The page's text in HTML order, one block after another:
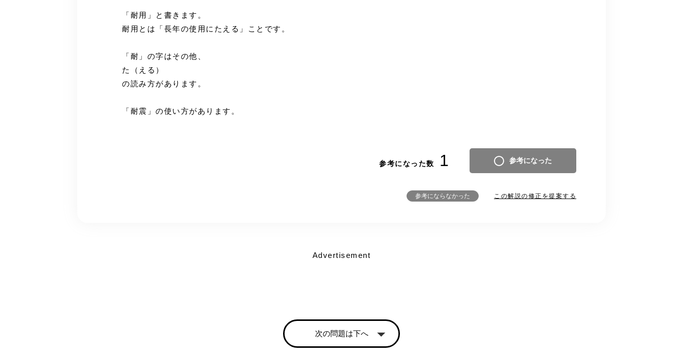
「耐用」と書きます。
耐用とは「長年の使用にたえる」ことです。
「耐」の字はその他、
た（える）
の読み方があります。
「耐震」の使い方があります。
参考になった数 1 参考になった
参考にならなかった この解説の修正を提案する
Advertisement
次の問題は下へ